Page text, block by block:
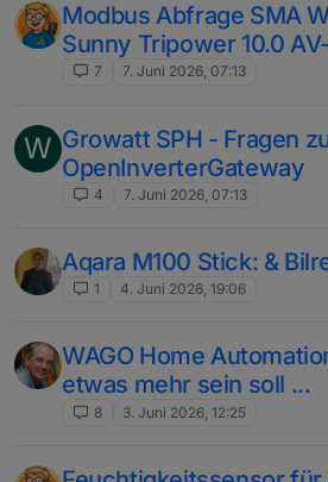
Modbus Abfrage SMA
Sunny Tripower 10.0
7 7. Juni 2026, 07:13
W Growatt SPH - Fragen
OpenInverterGateway
4 7. Juni 2026, 07:13
Aqara M100 Stick: &
1 4. Juni 2026, 19:06
WAGO Home
etwas mehr sein soll ...
8 3. Juni 2026, 12:25